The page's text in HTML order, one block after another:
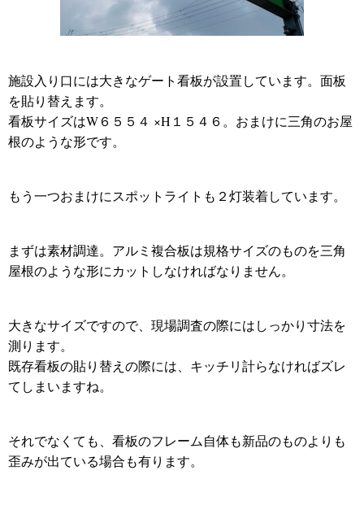
施設入り口には大きなゲート看板が設置しています。面板
を貼り替えます。
看板サイズはW６５５４ ×H１５４６。おまけに三角のお屋
根のような形です。
もう一つおまけにスポットライトも２灯装着しています。
まずは素材調達。アルミ複合板は規格サイズのものを三角
屋根のような形にカットしなければなりません。
大きなサイズですので、現場調査の際にはしっかり寸法を
測ります。
既存看板の貼り替えの際には、キッチリ計らなければズレ
てしまいますね。
それでなくても、看板のフレーム自体も新品のものよりも
歪みが出ている場合も有ります。